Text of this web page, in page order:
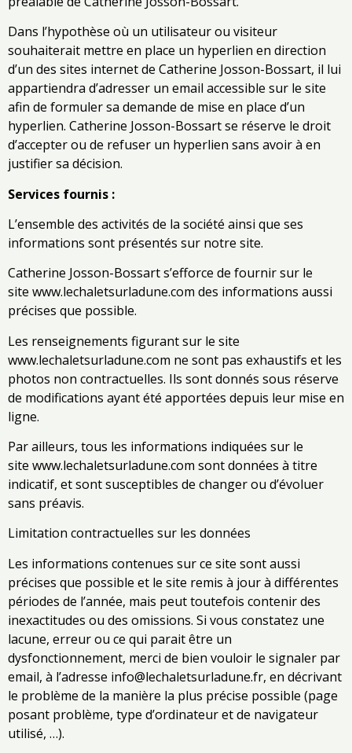
Dans l’hypothèse où un utilisateur ou visiteur
souhaiterait mettre en place un hyperlien en direction
d’un des sites internet de Catherine Josson-Bossart, il lui
appartiendra d’adresser un email accessible sur le site
afin de formuler sa demande de mise en place d’un
hyperlien. Catherine Josson-Bossart se réserve le droit
d’accepter ou de refuser un hyperlien sans avoir à en
justifier sa décision.
Services fournis :
L’ensemble des activités de la société ainsi que ses
informations sont présentés sur notre site.
Catherine Josson-Bossart s’efforce de fournir sur le
site www.lechaletsurladune.com des informations aussi
précises que possible.
Les renseignements figurant sur le site
www.lechaletsurladune.com ne sont pas exhaustifs et les
photos non contractuelles. Ils sont donnés sous réserve
de modifications ayant été apportées depuis leur mise en
ligne.
Par ailleurs, tous les informations indiquées sur le
site www.lechaletsurladune.com sont données à titre
indicatif, et sont susceptibles de changer ou d’évoluer
sans préavis.
Limitation contractuelles sur les données
Les informations contenues sur ce site sont aussi
précises que possible et le site remis à jour à différentes
périodes de l’année, mais peut toutefois contenir des
inexactitudes ou des omissions. Si vous constatez une
lacune, erreur ou ce qui parait être un
dysfonctionnement, merci de bien vouloir le signaler par
email, à l’adresse info@lechaletsurladune.fr, en décrivant
le problème de la manière la plus précise possible (page
posant problème, type d’ordinateur et de navigateur
utilisé, …).